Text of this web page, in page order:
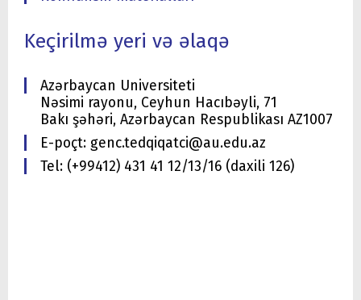
Keçirilmə yeri və əlaqə
Azərbaycan Universiteti
Nəsimi rayonu, Ceyhun Hacıbəyli, 71
Bakı şəhəri, Azərbaycan Respublikası AZ1007
E-poçt: genc.tedqiqatci@au.edu.az
Tel: (+99412) 431 41 12/13/16 (daxili 126)